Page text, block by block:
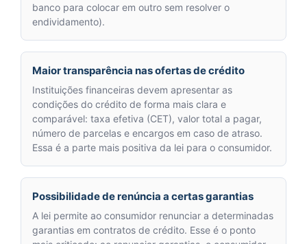
banco para colocar em outro sem resolver o
endividamento).
Maior transparência nas ofertas de crédito
Instituições financeiras devem apresentar as
condições do crédito de forma mais clara e
comparável: taxa efetiva (CET), valor total a pagar,
número de parcelas e encargos em caso de atraso.
Essa é a parte mais positiva da lei para o consumidor.
Possibilidade de renúncia a certas garantias
A lei permite ao consumidor renunciar a determinadas
garantias em contratos de crédito. Esse é o ponto